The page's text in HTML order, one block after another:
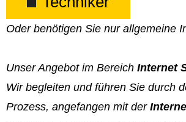
Oder benötigen Sie nur allgemeine
Unser Angebot im Bereich Internet
Wir begleiten und führen Sie durch
Prozess, angefangen mit der